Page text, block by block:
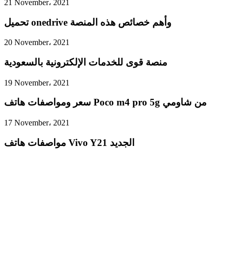
21 November، 2021
تحميل onedrive وأهم خصائص هذه المنصة
20 November، 2021
منصة قوى للخدمات الإلكترونية بالسعودية
19 November، 2021
سعر ومواصفات هاتف Poco m4 pro 5g من شاومي
17 November، 2021
مواصفات هاتف Vivo Y21 الجديد